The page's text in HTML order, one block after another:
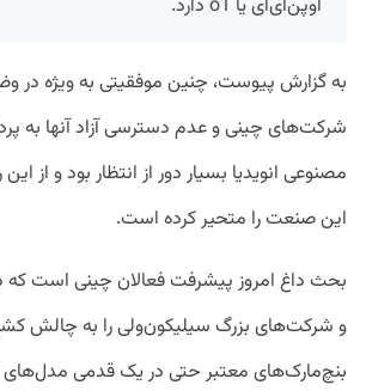
اوپن‌ای‌آی یا o1 دارد.
به گزارش پیوست، چنین موفقیتی به ویژه در
شرکت‌های چینی و عدم دسترسی آزاد آنها به
مصنوعی انویدیا بسیار دور از انتظار بود و از
این صنعت را متحیر کرده است.
و شرکت‌های بزرگ سیلیکون‌ولی را به چالش
بنچ‌مارک‌های معتبر حتی در یک قدمی مدل‌های